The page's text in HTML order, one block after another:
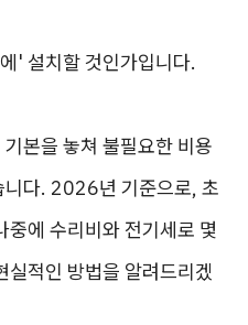
' 설치할 것인가입니다.
본을 놓쳐 불필요한 비용
니다. 2026년 기준으로, 초
중에 수리비와 전기세로 몇
실적인 방법을 알려드리겠